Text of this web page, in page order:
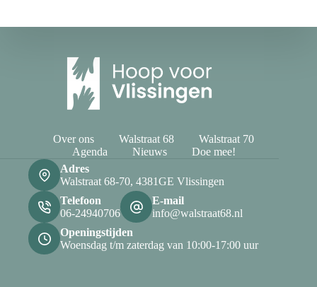
Over ons Walstraat 68
Walstraat 70
Agenda
Nieuws
Doe mee!
Adres
Walstraat 68-70, 4381GE Vlissingen
Telefoon
06-24940706
E-mail
info@walstraat68.nl
Openingstijden
Woensdag t/m zaterdag van 10:00-17:00 uur